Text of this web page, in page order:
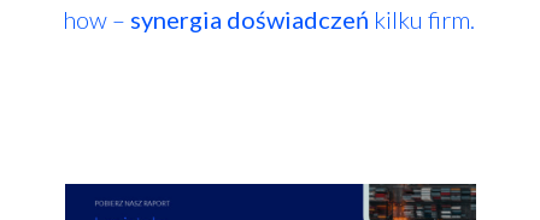
how – synergia doświadczeń kilku firm.